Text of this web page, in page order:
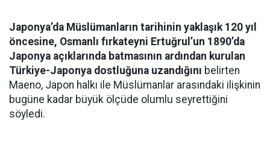
Japonya’da Müslümanların tarihinin yaklaşık 120 yıl
öncesine, Osmanlı fırkateyni Ertuğrul’un 1890’da
Japonya açıklarında batmasının ardından kurulan
Türkiye-Japonya dostluğuna uzandığını belirten
Maeno, Japon halkı ile Müslümanlar arasındaki ilişkinin
bugüne kadar büyük ölçüde olumlu seyrettiğini
söyledi.